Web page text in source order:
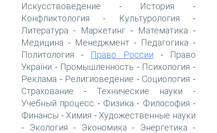
Искусствоведение - История -
Конфликтология - Культурология -
Литература - Маркетинг - Математика -
Медицина - Менеджмент - Педагогика -
Политология - Право России -
Право
України - Промышленность - Психология -
Реклама - Религиоведение - Социология -
Страхование - Технические науки -
Учебный процесс - Физика - Философия -
Финансы - Химия - Художественные науки
- Экология - Экономика - Энергетика -